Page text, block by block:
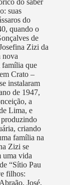
suas
do
quando o
de
Zizi da
nova
família que
Crato –
instalaram
de 1947,
a
Lima, e
produzindo
criando
família na
Zizi se
uma vida
“Sítio Pau
filhos:
José,